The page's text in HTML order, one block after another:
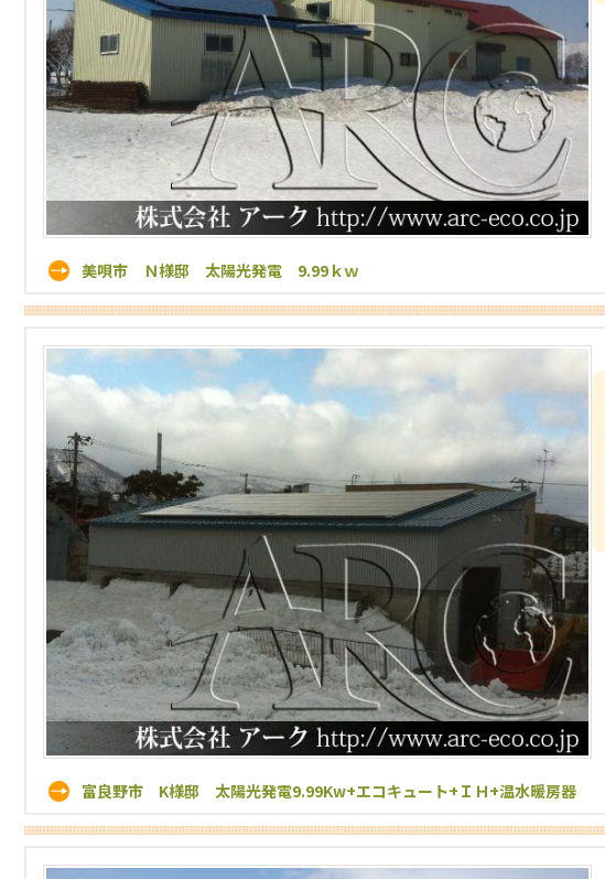
美唄市 Ｎ様邸 太陽光発電 9.99ｋｗ
富良野市 K様邸 太陽光発電9.99Kw+エコキュート+ＩＨ+温水暖房器